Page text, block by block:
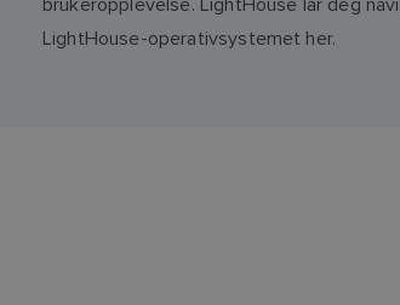
LightHouse-operativsystemet her.